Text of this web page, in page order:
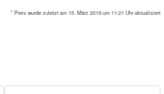
* Preis wurde zuletzt am 15. März 2019 um 11:21 Uhr aktualisiert